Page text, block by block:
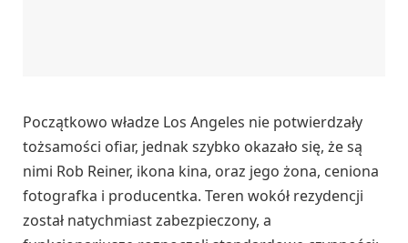
Początkowo władze Los Angeles nie potwierdzały
tożsamości ofiar, jednak szybko okazało się, że są
nimi Rob Reiner, ikona kina, oraz jego żona, ceniona
fotografka i producentka. Teren wokół rezydencji
został natychmiast zabezpieczony, a